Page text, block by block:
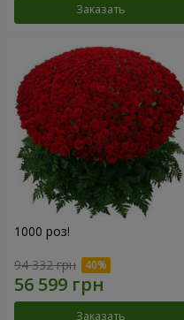
Заказать
1000 роз!
94 332 грн
Заказать